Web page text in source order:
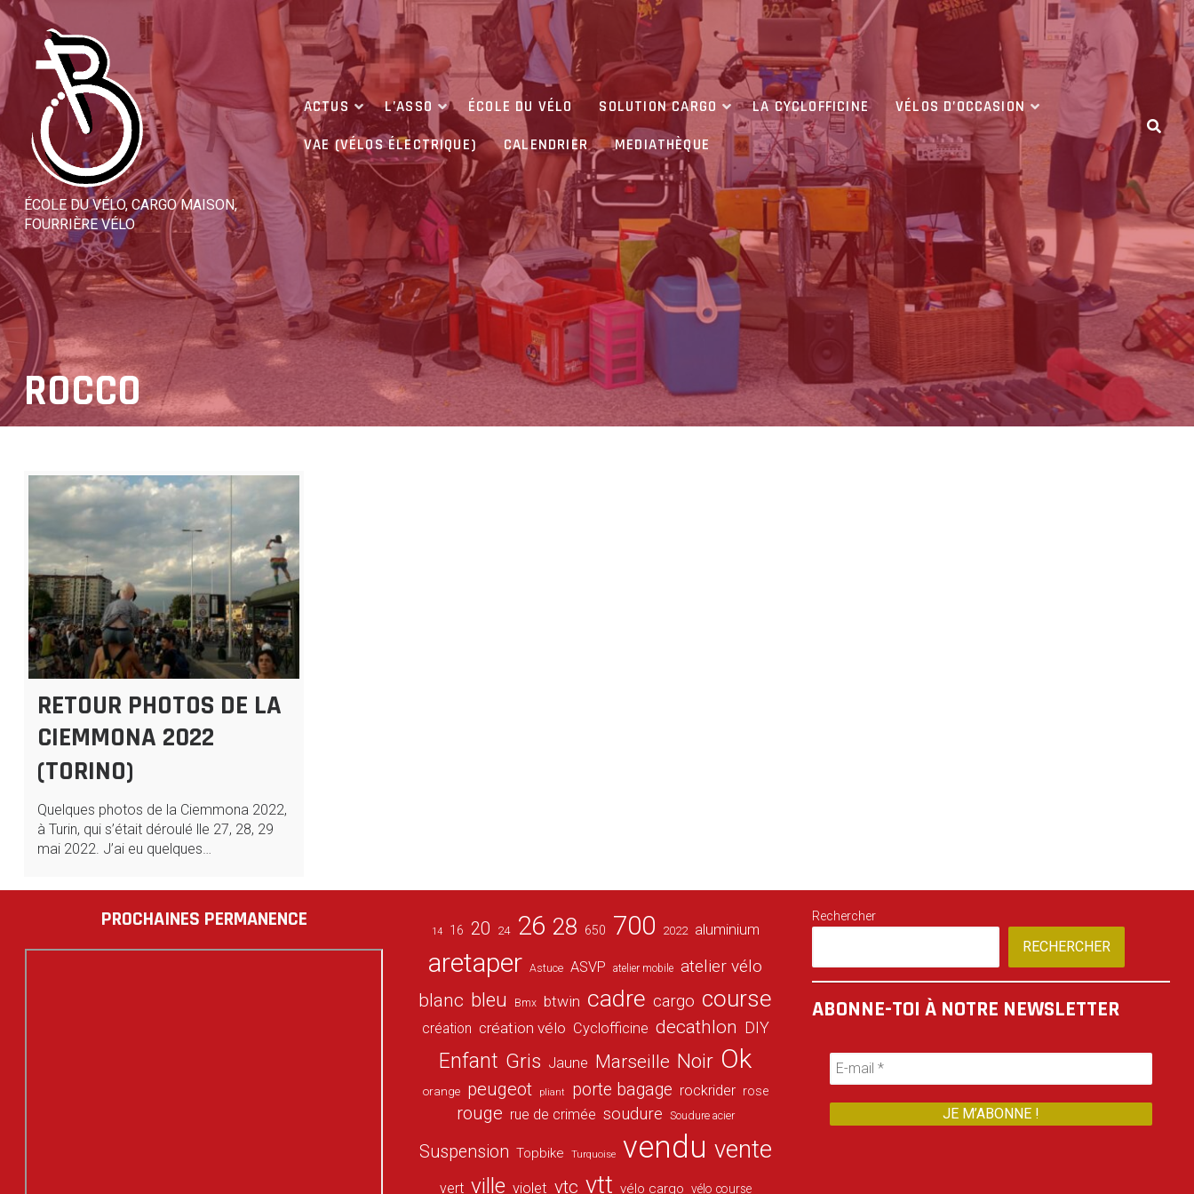
Skip
content
ÉCOLE DU VÉLO, CARGO MAISON,
FOURRIÈRE VÉLO
ACTUS L’ASSO ÉCOLE DU VÉLO SOLUTION CARGO LA CYCLOFFICINE
VÉLOS D’OCCASION
VAE (VÉLOS ÉLECTRIQUE)
CALENDRIER MEDIATHÈQUE
ROCCO
RETOUR PHOTOS DE LA
CIEMMONA 2022
(TORINO)
Quelques photos de la Ciemmona 2022,
à Turin, qui s’était déroulé lle 27, 28, 29
mai 2022. J’ai eu quelques…
PROCHAINES PERMANENCE 14 16 20 24 26 28 650 700 2022 aluminium
aretaper Astuce ASVP atelier mobile atelier vélo
blanc bleu Bmx btwin cadre cargo course
création création vélo Cyclofficine decathlon DIY
Enfant Gris Jaune Marseille Noir Ok
orange peugeot pliant porte bagage rockrider rose
rouge rue de crimée soudure Soudure acier
Suspension Topbike Turquoise vendu vente
vert ville violet vtc vtt vélo cargo vélo course
Rechercher
RECHERCHER
ABONNE-TOI À NOTRE NEWSLETTER